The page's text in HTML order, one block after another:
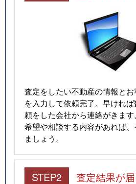
査定をしたい不動産の情報と
を入力して依頼完了。早けれ
頼をした会社から連絡がきます
希望や相談する内容があれば、
ましょう。
STEP2 査定結果が届